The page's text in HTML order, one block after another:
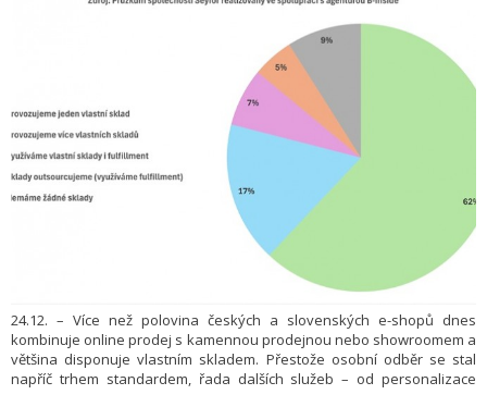
24.12. – Více než polovina českých a slovenských e-shopů dnes
kombinuje online prodej s kamennou prodejnou nebo showroomem a
většina disponuje vlastním skladem. Přestože osobní odběr se stal
napříč trhem standardem, řada dalších služeb – od personalizace